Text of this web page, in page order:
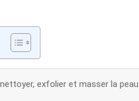
exfolier et masser la peau